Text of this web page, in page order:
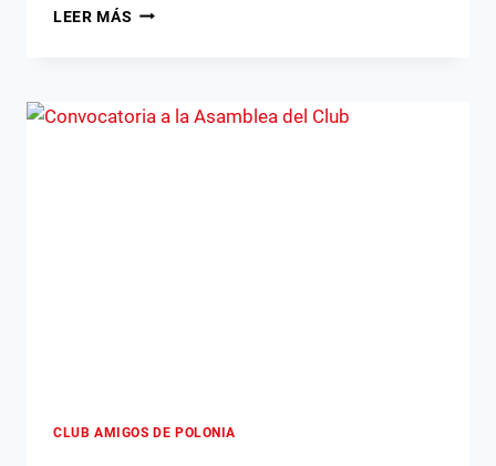
LEER MÁS NARODOWE
LITERARIO
CLUB AMIGOS DE POLONIA